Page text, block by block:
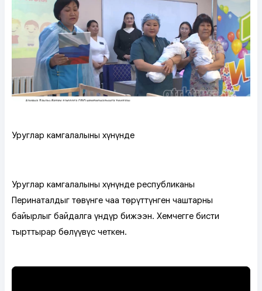
Уруглар камгалалының хүнүнде
Уруглар камгалалының хүнүнде республиканың
Перинаталдыг төвүнге чаа төрүттүнген чаштарны
байырлыг байдалга үндүр бижээн. Хемчегге бистиң
тырттырар бөлүүвүс четкен.